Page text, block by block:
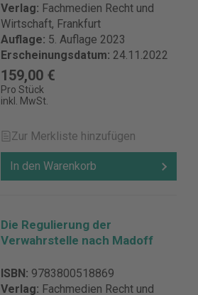
Verlag: Fachmedien Recht und
Wirtschaft, Frankfurt
Auflage: 5. Auflage 2023
Erscheinungsdatum: 24.11.2022
159,00 €
Pro Stück
inkl. MwSt.
Zur Merkliste hinzufügen
In den Warenkorb
Die Regulierung der
Verwahrstelle nach Madoff
ISBN: 9783800518869
Verlag: Fachmedien Recht und